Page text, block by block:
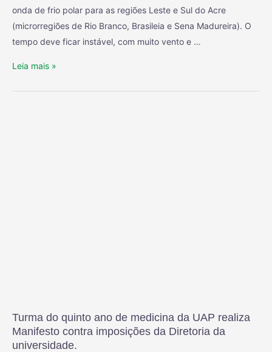
onda de frio polar para as regiões Leste e Sul do Acre
(microrregiões de Rio Branco, Brasileia e Sena Madureira). O
tempo deve ficar instável, com muito vento e …
Leia mais »
Turma do quinto ano de medicina da UAP realiza
Manifesto contra imposições da Diretoria da
universidade.